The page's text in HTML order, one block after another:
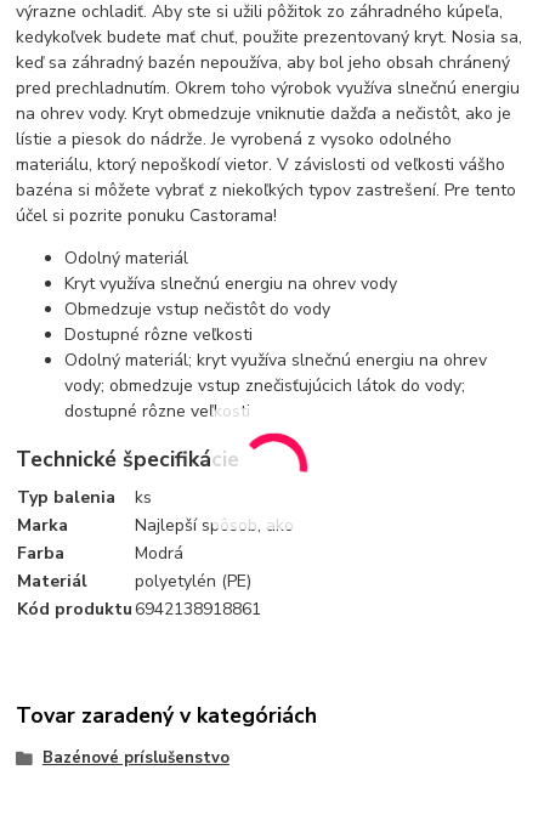
výrazne ochladiť. Aby ste si užili pôžitok zo záhradného kúpeľa,
kedykoľvek budete mať chuť, použite prezentovaný kryt. Nosia sa,
keď sa záhradný bazén nepoužíva, aby bol jeho obsah chránený
pred prechladnutím. Okrem toho výrobok využíva slnečnú energiu
na ohrev vody. Kryt obmedzuje vniknutie dažďa a nečistôt, ako je
lístie a piesok do nádrže. Je vyrobená z vysoko odolného
materiálu, ktorý nepoškodí vietor. V závislosti od veľkosti vášho
bazéna si môžete vybrať z niekoľkých typov zastrešení. Pre tento
účel si pozrite ponuku Castorama!
Odolný materiál
Kryt využíva slnečnú energiu na ohrev vody
Obmedzuje vstup nečistôt do vody
Dostupné rôzne veľkosti
Odolný materiál; kryt využíva slnečnú energiu na ohrev
vody; obmedzuje vstup znečisťujúcich látok do vody;
dostupné rôzne veľkosti
Technické špecifikácie
Typ balenia
ks
Marka
Najlepší spôsob, ako
Farba
Modrá
Materiál
polyetylén (PE)
Kód produktu6942138918861
Tovar zaradený v kategóriách
Bazénové príslušenstvo